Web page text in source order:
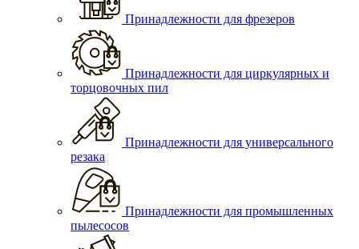
Принадлежности для фрезеров
Принадлежности для циркулярных и
торцовочных пил
Принадлежности для универсального
резака
Принадлежности для промышленных
пылесосов